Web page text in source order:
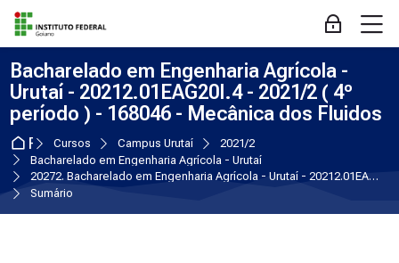
Skip to navigation
Skip to login form
Ir para o conteúdo principal
Skip to accessibility options
Skip to footer
Skip accessibility options
Acessar
Bacharelado em Engenharia Agrícola -
Urutaí - 20212.01EAG20I.4 - 2021/2 ( 4º
período ) - 168046 - Mecânica dos Fluidos
Página inicial
Cursos Campus Urutaí
2021/2
Bacharelado em Engenharia Agrícola - Urutaí
20272. Bacharelado em Engenharia Agrícola - Urutaí - 20212.01EAG20I.4 - 2021/2 ( 4º período ) - 168046 - Mecânica dos Fluidos
Sumário